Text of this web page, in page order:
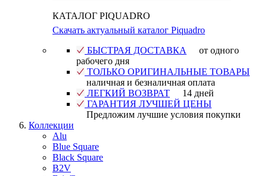
КАТАЛОГ PIQUADRO
Скачать актуальный каталог Piquadro
БЫСТРАЯ ДОСТАВКА
от одного
рабочего дня
ТОЛЬКО ОРИГИНАЛЬНЫЕ ТОВАРЫ
наличная и безналичная оплата
ЛЕГКИЙ ВОЗВРАТ
14 дней
ГАРАНТИЯ ЛУЧШЕЙ ЦЕНЫ
Предложим лучшие условия покупки
Коллекции
Alu
Blue Square
Black Square
B2V